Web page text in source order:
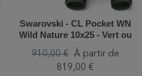
Swarovski - CL Pocket WN
Wild Nature 10x25 - Vert ou
Anthracite - Jumelles
910,00 € À partir de
819,00 €